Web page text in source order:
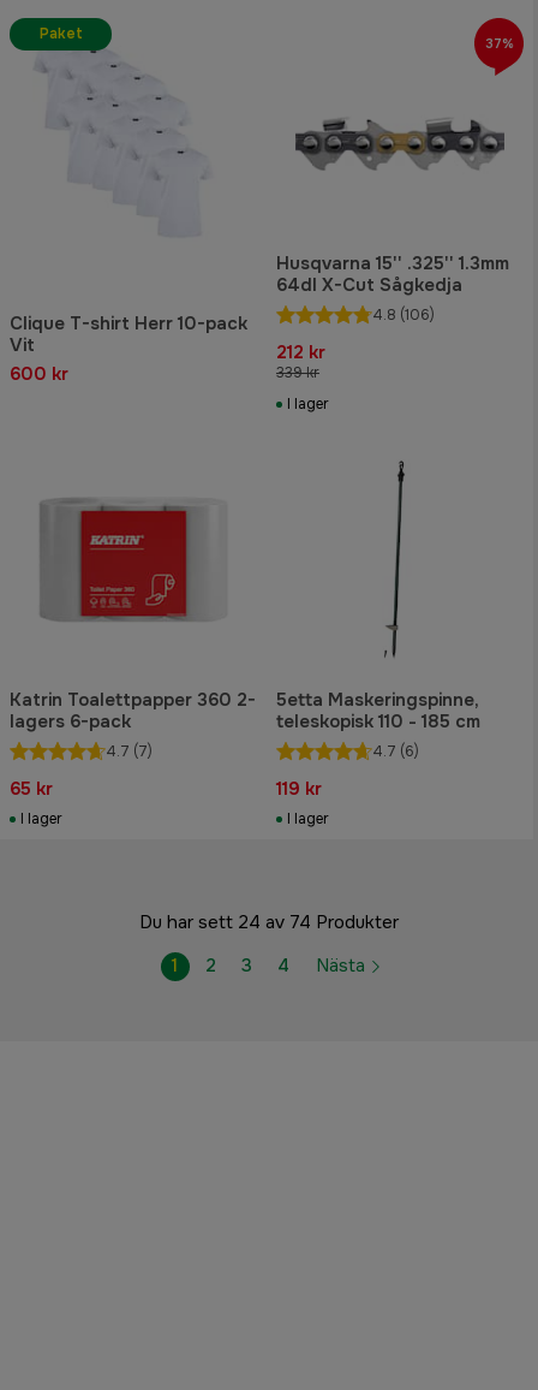
Clique T-shirt Herr 10-pack
Vit
600 kr
Paket
Husqvarna 15'' .325'' 1.3mm
64dl X-Cut Sågkedja
4.8 (106)
212 kr
339 kr
I lager
37%
Katrin Toalettpapper 360 2-
lagers 6-pack
4.7 (7)
65 kr
I lager
5etta Maskeringspinne,
teleskopisk 110 - 185 cm
4.7 (6)
119 kr
I lager
Du har sett 24 av 74 Produkter
1
2 3 4 Nästa